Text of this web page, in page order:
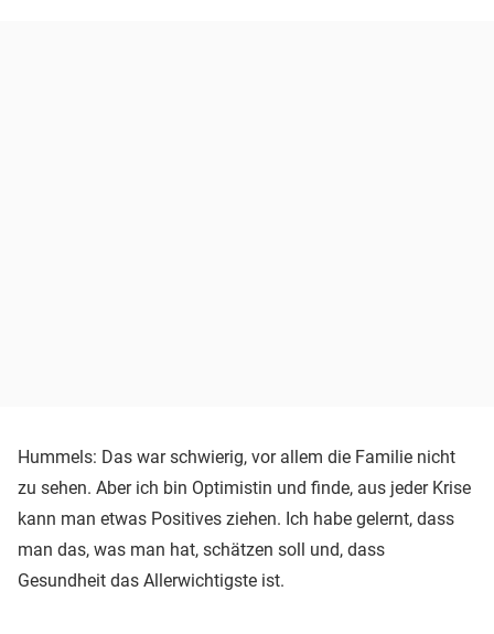
Hummels: Das war schwierig, vor allem die Familie nicht
zu sehen. Aber ich bin Optimistin und finde, aus jeder Krise
kann man etwas Positives ziehen. Ich habe gelernt, dass
man das, was man hat, schätzen soll und, dass
Gesundheit das Allerwichtigste ist.